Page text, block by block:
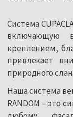
Система
включающую
креплением,
привлекает
природного
Наша система
RANDOM – это